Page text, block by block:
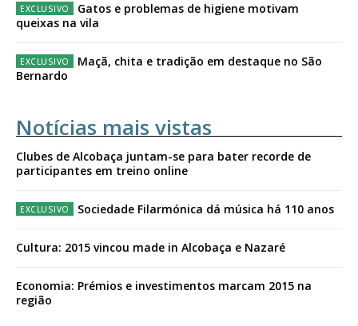
Gatos e problemas de higiene motivam
queixas na vila
Maçã, chita e tradição em destaque no São
Bernardo
Notícias mais vistas
Clubes de Alcobaça juntam-se para bater recorde de
participantes em treino online
Sociedade Filarmónica dá música há 110 anos
Cultura: 2015 vincou made in Alcobaça e Nazaré
Economia: Prémios e investimentos marcam 2015 na
região